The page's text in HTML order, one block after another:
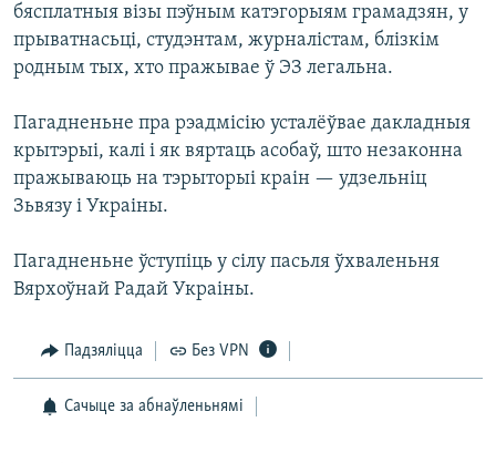
бясплатныя візы пэўным катэгорыям грамадзян, у
прыватнасьці, студэнтам, журналістам, блізкім
родным тых, хто пражывае ў ЭЗ легальна.
Пагадненьне пра рэадмісію усталёўвае дакладныя
крытэрыі, калі і як вяртаць асобаў, што незаконна
пражываюць на тэрыторыі краін — удзельніц
Зьвязу і Украіны.
Пагадненьне ўступіць у сілу пасьля ўхваленьня
Вярхоўнай Радай Украіны.
Падзяліцца Без VPN
Сачыце за абнаўленьнямі